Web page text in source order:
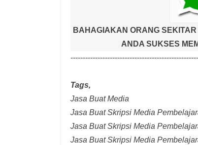
BAHAGIAKAN ORANG
ANDA SUKSES
Tags,
Jasa Buat Media
Jasa Buat Skripsi Media
Jasa Buat Skripsi Media
Jasa Buat Skripsi Media